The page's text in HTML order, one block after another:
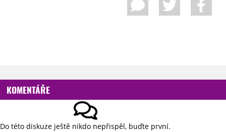
KOMENTÁŘE
Do této diskuze ještě nikdo nepřispěl, buďte první.